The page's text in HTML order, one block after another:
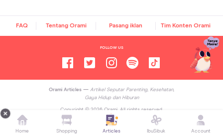
FAQ Tentang Orami Pasang iklan Tim Konten Orami
FOLLOW US
Orami Articles — Artikel Seputar Parenting, Kesehatan,
Gaya Hidup dan Hiburan
Copyright © 2026Orami. All rights reserved.
Home Shopping Articles IbuSibuk Account